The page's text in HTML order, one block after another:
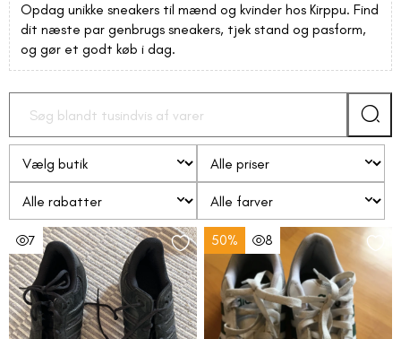
Opdag unikke sneakers til mænd og kvinder hos Kirppu. Find
dit næste par genbrugs sneakers, tjek stand og pasform,
og gør et godt køb i dag.
7 50% 8